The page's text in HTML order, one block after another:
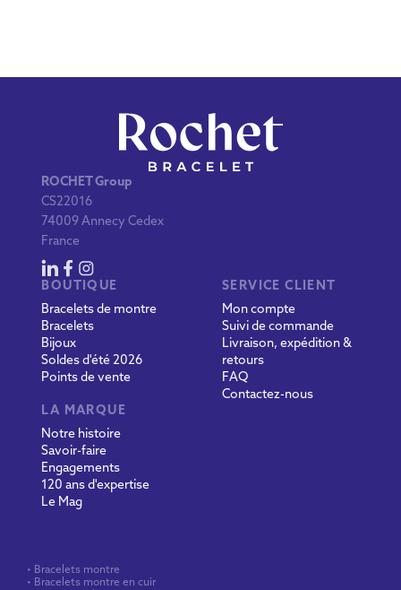
ROCHET Group
CS22016
74009 Annecy Cedex
France
BOUTIQUE
Bracelets de montre
Bracelets
Bijoux
Soldes d'été 2026
Points de vente
SERVICE CLIENT
Mon compte
Suivi de commande
Livraison, expédition &
retours
FAQ
Contactez-nous
LA MARQUE
Notre histoire
Savoir-faire
Engagements
120 ans d'expertise
Le Mag
• Bracelets montre
• Bracelets montre en cuir